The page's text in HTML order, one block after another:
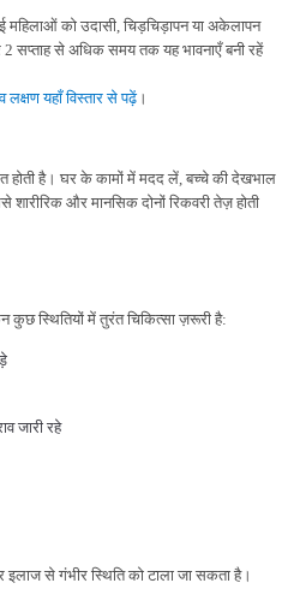
महिलाओं को उदासी, चिड़चिड़ापन या अकेलापन
सप्ताह से अधिक समय तक यह भावनाएँ बनी रहें
लक्षण यहाँ विस्तार से पढ़ें।
होती है। घर के कामों में मदद लें, बच्चे की देखभाल
और मानसिक दोनों रिकवरी तेज़ होती
कुछ स्थितियों में तुरंत चिकित्सा ज़रूरी है:
जारी रहे
से गंभीर स्थिति को टाला जा सकता है।